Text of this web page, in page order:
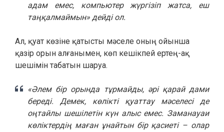
адам емес, компьютер жүргізіп жатса, еш
таңқалмаймын» дейді ол.
Ал, қуат көзіне қатысты мәселе оның ойынша
қазір орын алғанымен, көп кешікпей ертең-ақ
шешімін табатын шаруа.
«Әлем бір орында тұрмайды, әрі қарай дами
береді. Демек, көлікті қуаттау мәселесі де
оңтайлы шешілетін күн алыс емес. Заманауаи
көліктердің маған ұнайтын бір қасиеті – олар